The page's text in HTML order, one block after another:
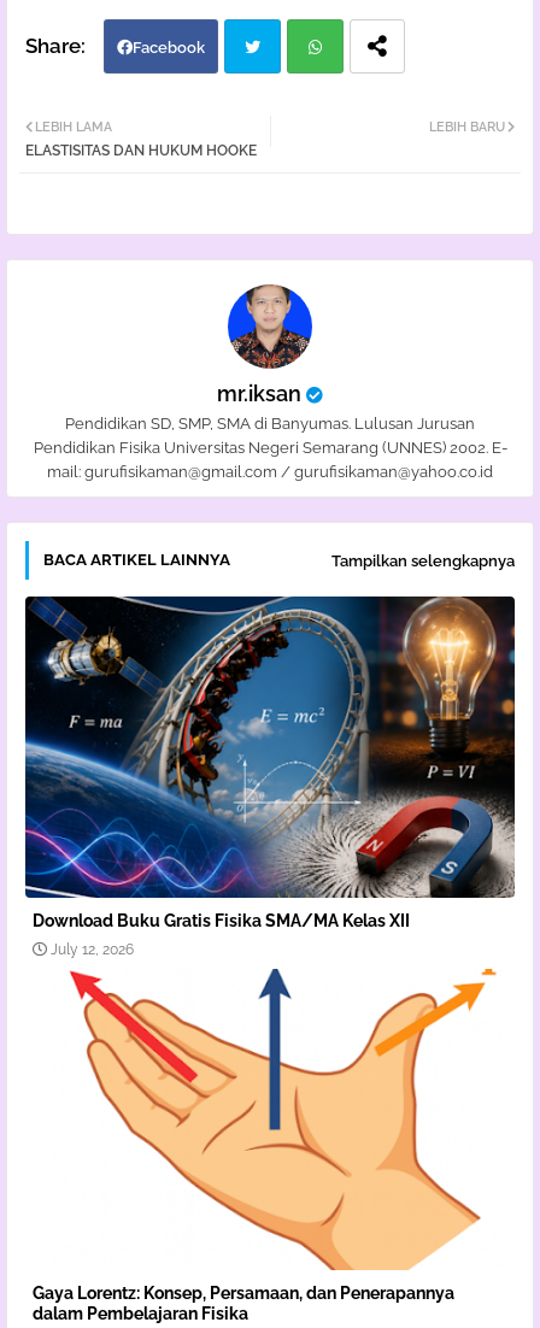
Facebook
tter
LEBIH BARU
LEBIH LAMA
ELASTISITAS DAN HUKUM HOOKE
mr.iksan
Pendidikan SD, SMP, SMA di Banyumas. Lulusan Jurusan
Pendidikan Fisika Universitas Negeri Semarang (UNNES) 2002. E-
mail: gurufisikaman@gmail.com / gurufisikaman@yahoo.co.id
BACA ARTIKEL LAINNYA Tampilkan selengkapnya
Download Buku Gratis Fisika SMA/MA Kelas XII
July 12, 2026
Gaya Lorentz: Konsep, Persamaan, dan Penerapannya
dalam Pembelajaran Fisika